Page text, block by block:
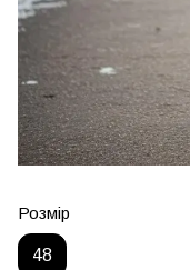
Розмір
48